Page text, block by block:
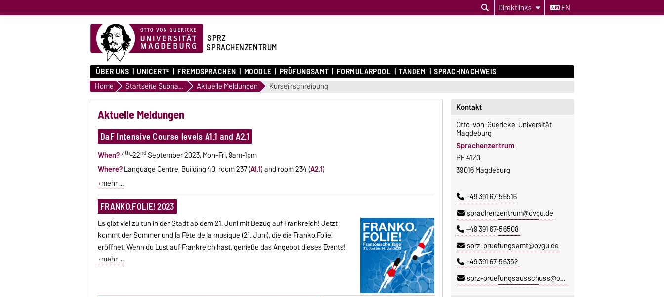
Direktlinks EN
SPRZ
SPRACHENZENTRUM
ÜBER UNS UNICERT® FREMDSPRACHEN MOODLE PRÜFUNGSAMT FORMULARPOOL TANDEM SPRACHNACHWEIS
Home Startseite Subnavigation Aktuelle Meldungen Kurseinschreibung
Aktuelle Meldungen
DaF Intensive Course levels A1.1 and A2.1
When?4th-22ndSeptember 2023, Mon-Fri, 9am-1pm
Where?Language Centre, Building 40, room 237 (A1.1)and room 234 (A2.1)
mehr ...
FRANKO.FOLIE! 2023
Es gibt viel zu tun in der Stadt ab dem 21. Juni mit Bezug auf Frankreich! Jetzt
kommt der Sommer und la Fête de la musique (21. Juni), die die Franko.Folie!
eröffnet. Wenn du Lust auf Frankreich hast, genieße das Angebot dieses Events!
mehr ...
Kontakt
Otto-von-Guericke-Universität
Magdeburg
Sprachenzentrum
PF 4120
39016 Magdeburg
+49 391 67-56516
sprachenzentrum@ovgu.de
+49 391 67-56508
sprz-pruefungsamt@ovgu.de
+49 391 67-56352
sprz-pruefungsausschuss@ovgu.de